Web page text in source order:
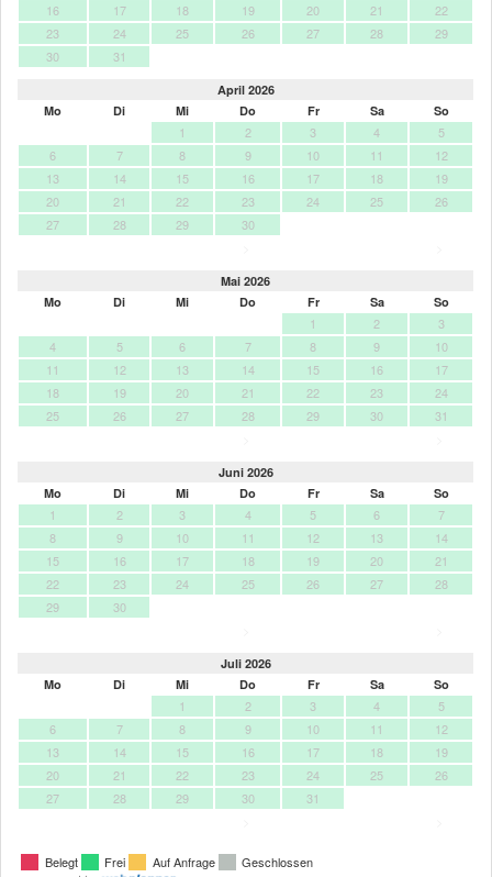
16
17 18 19 20 21
22
23
24 25 26 27 28
29
30
31
April 2026
Mo
Di Mi Do Fr Sa So
1 2 3 4
5
6
7 8 9 10 11
12
13
14 15 16 17 18
19
20
21 22 23 24 25
26
27
28 29
30
Mai 2026
Mo
Di Mi Do Fr Sa So
1 2
3
4
5 6 7 8 9
10
11
12 13 14 15 16
17
18
19 20 21 22 23
24
25
26 27 28 29 30
31
Juni 2026
Mo
Di Mi Do Fr Sa So
1 2 3 4 5 6
7
8
9 10 11 12 13
14
15
16 17 18 19 20
21
22
23 24 25 26 27
28
29
30
Juli 2026
Mo
Di Mi Do Fr Sa So
1 2 3 4
5
6
7 8 9 10 11
12
13
14 15 16 17 18
19
20
21 22 23 24 25
26
27
28 29 30
31
Belegt Frei Auf Anfrage Geschlossen